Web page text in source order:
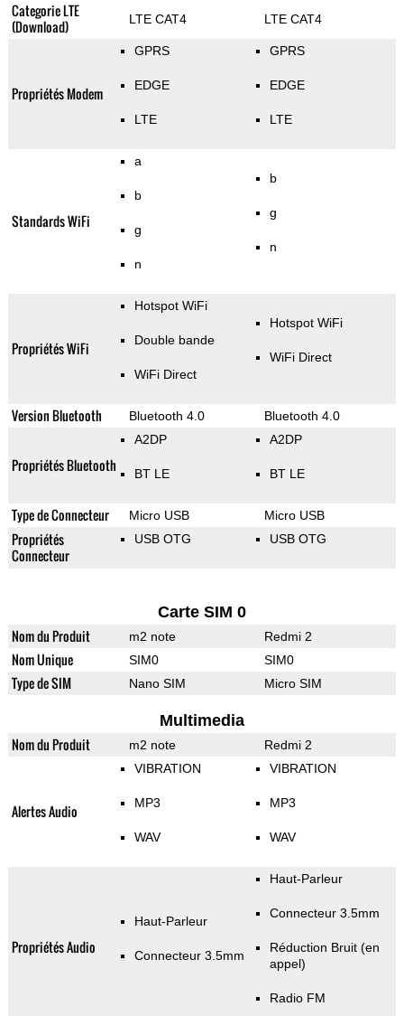
Categorie LTE
(Download)
LTE CAT4 LTE CAT4
Propriétés Modem
GPRS
EDGE
LTE
GPRS
EDGE
LTE
Standards WiFi
a
b
g
n
b
g
n
Propriétés WiFi
Hotspot WiFi
Double bande
WiFi Direct
Hotspot WiFi
WiFi Direct
Version Bluetooth Bluetooth 4.0 Bluetooth 4.0
Propriétés Bluetooth
A2DP
BT LE
A2DP
BT LE
Type de Connecteur Micro USB Micro USB
Propriétés
Connecteur
USB OTG USB OTG
Carte SIM 0
Nom du Produit m2 note Redmi 2
Nom Unique SIM0 SIM0
Type de SIM Nano SIM Micro SIM
Multimedia
Nom du Produit m2 note Redmi 2
Alertes Audio
VIBRATION
MP3
WAV
VIBRATION
MP3
WAV
Propriétés Audio
Haut-Parleur
Connecteur 3.5mm
Haut-Parleur
Connecteur 3.5mm
Réduction Bruit (en
appel)
Radio FM